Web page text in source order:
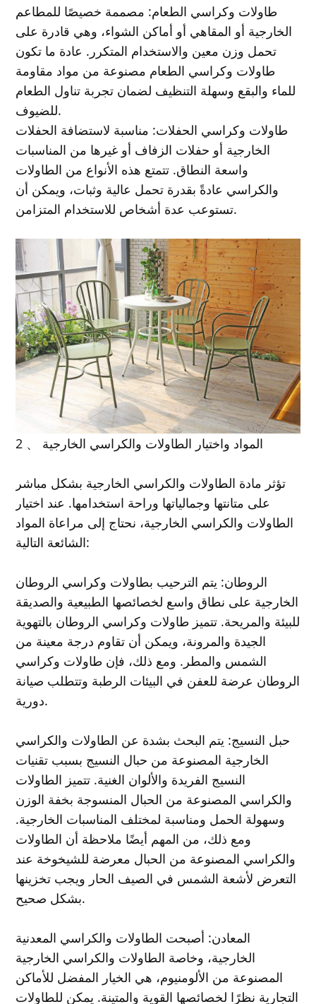
طاولات وكراسي الطعام: مصممة خصيصًا للمطاعم
الخارجية أو المقاهي أو أماكن الشواء، وهي قادرة على
تحمل وزن معين والاستخدام المتكرر. عادة ما تكون
طاولات وكراسي الطعام مصنوعة من مواد مقاومة
للماء والبقع وسهلة التنظيف لضمان تجربة تناول الطعام
للضيوف.
طاولات وكراسي الحفلات: مناسبة لاستضافة الحفلات
الخارجية أو حفلات الزفاف أو غيرها من المناسبات
واسعة النطاق. تتمتع هذه الأنواع من الطاولات
والكراسي عادةً بقدرة تحمل عالية وثبات، ويمكن أن
تستوعب عدة أشخاص للاستخدام المتزامن.
2 、 المواد واختيار الطاولات والكراسي الخارجية
تؤثر مادة الطاولات والكراسي الخارجية بشكل مباشر
على متانتها وجمالياتها وراحة استخدامها. عند اختيار
الطاولات والكراسي الخارجية، نحتاج إلى مراعاة المواد
الشائعة التالية:
الروطان: يتم الترحيب بطاولات وكراسي الروطان
الخارجية على نطاق واسع لخصائصها الطبيعية والصديقة
للبيئة والمريحة. تتميز طاولات وكراسي الروطان بالتهوية
الجيدة والمرونة، ويمكن أن تقاوم درجة معينة من
الشمس والمطر. ومع ذلك، فإن طاولات وكراسي
الروطان عرضة للعفن في البيئات الرطبة وتتطلب صيانة
دورية.
حبل النسيج: يتم البحث بشدة عن الطاولات والكراسي
الخارجية المصنوعة من حبال النسيج بسبب تقنيات
النسيج الفريدة والألوان الغنية. تتميز الطاولات
والكراسي المصنوعة من الحبال المنسوجة بخفة الوزن
وسهولة الحمل ومناسبة لمختلف المناسبات الخارجية.
ومع ذلك، من المهم أيضًا ملاحظة أن الطاولات
والكراسي المصنوعة من الحبال معرضة للشيخوخة عند
التعرض لأشعة الشمس في الصيف الحار ويجب تخزينها
بشكل صحيح.
المعادن: أصبحت الطاولات والكراسي المعدنية
الخارجية، وخاصة الطاولات والكراسي الخارجية
المصنوعة من الألومنيوم، هي الخيار المفضل للأماكن
التجارية نظرًا لخصائصها القوية والمتينة. يمكن للطاولات